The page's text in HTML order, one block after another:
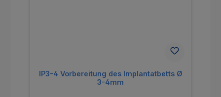
IP3-4 Vorbereitung des Implantatbetts Ø
3-4mm